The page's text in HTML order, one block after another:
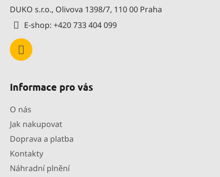
DUKO s.r.o., Olivova 1398/7, 110 00 Praha
E-shop: +420 733 404 099
Informace pro vás
O nás
Jak nakupovat
Doprava a platba
Kontakty
Náhradní plnění